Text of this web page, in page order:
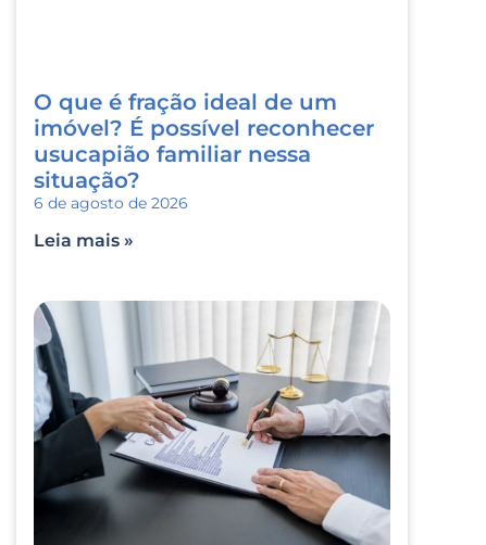
O que é fração ideal de um
imóvel? É possível reconhecer
usucapião familiar nessa
situação?
6 de agosto de 2026
Leia mais »